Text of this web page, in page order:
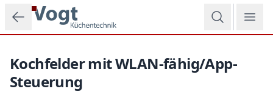
Zum Hauptinhalt springen
Kochfelder mit WLAN-fähig/App-
Steuerung